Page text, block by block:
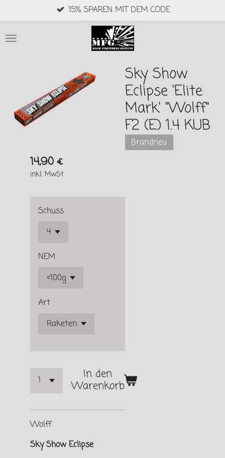
springen
15% SPAREN MIT DEM CODE
Sky Show
Eclipse 'Elite
Mark' "Wolff"
F2 (E) 1.4 KUB
Brandneu
14,90 €
inkl. MwSt
Schuss
NEM
Art
In den
Warenkorb
Wolff
Sky Show Eclipse